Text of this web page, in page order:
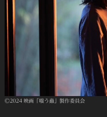
Ⓒ2024 映画「嗤う蟲」製作委員会